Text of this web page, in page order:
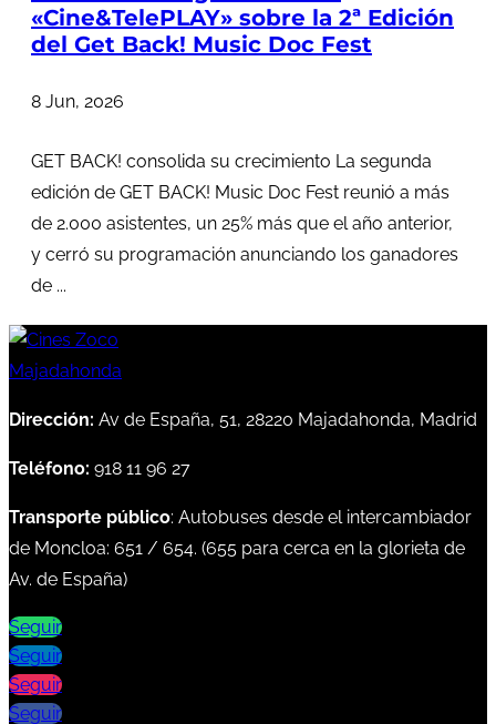
«Cine&TelePLAY» sobre la 2ª Edición
del Get Back! Music Doc Fest
8 Jun, 2026
GET BACK! consolida su crecimiento La segunda
edición de GET BACK! Music Doc Fest reunió a más
de 2.000 asistentes, un 25% más que el año anterior,
y cerró su programación anunciando los ganadores
de ...
Dirección: Av de España, 51, 28220 Majadahonda, Madrid
Teléfono: 918 11 96 27
Transporte público: Autobuses desde el intercambiador
de Moncloa: 651 / 654. (655 para cerca en la glorieta de
Av. de España)
Seguir
Seguir
Seguir
Seguir